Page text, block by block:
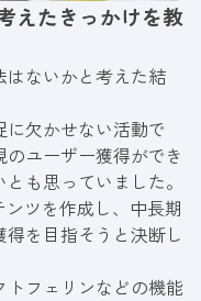
えたきっかけを教
ないかと考えた結
欠かせない活動で
ユーザー獲得ができ
も思っていました。
ツを作成し、中長期
を目指そうと決断し
フェリンなどの機能